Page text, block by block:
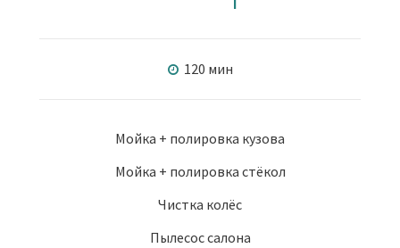
120 мин
Мойка + полировка кузова
Мойка + полировка стёкол
Чистка колёс
Пылесос салона